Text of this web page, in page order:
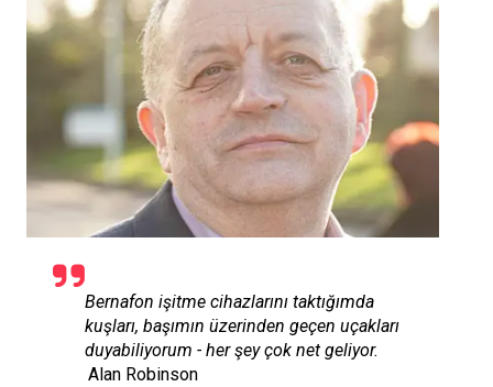
Bernafon işitme cihazlarını taktığımda
kuşları, başımın üzerinden geçen uçakları
duyabiliyorum - her şey çok net geliyor.
Alan Robinson